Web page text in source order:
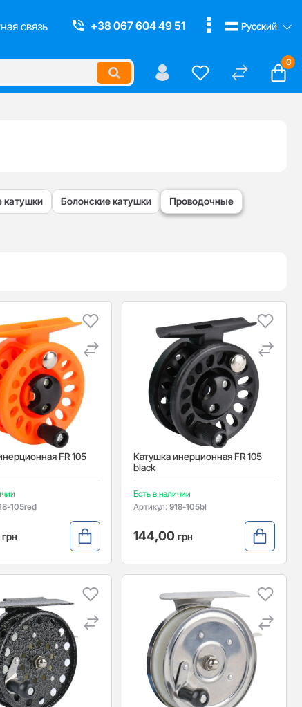
связь +38 067 604 49 51 Русский
0
Болонские катушки Проводочные
FR 105
105red
грн
Катушка инерционная FR 105
black
Есть в наличии
Артикул: 918-105bl
144,00 грн